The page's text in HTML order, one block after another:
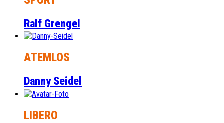
Ralf Grengel
ATEMLOS
Danny Seidel
LIBERO